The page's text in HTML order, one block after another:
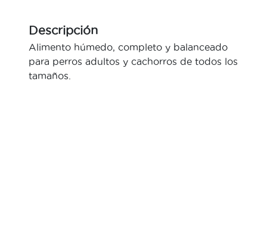
Descripción
Alimento húmedo, completo y balanceado
para perros adultos y cachorros de todos los
tamaños.